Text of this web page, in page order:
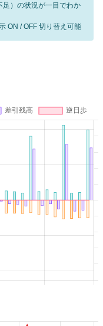
足）の状況が一目でわか
ON / OFF 切り替え可能